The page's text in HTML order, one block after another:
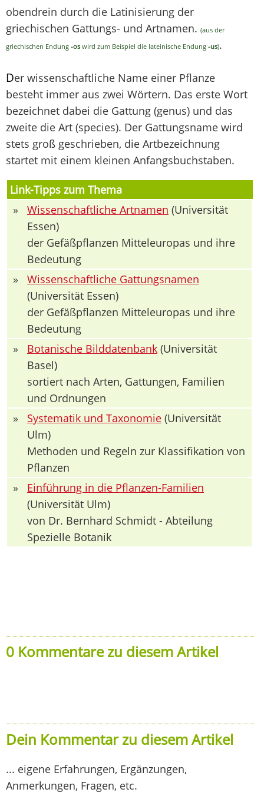
obendrein durch die Latinisierung der
griechischen Gattungs- und Artnamen. (aus der
griechischen Endung -os wird zum Beispiel die lateinische Endung -us).
Der wissenschaftliche Name einer Pflanze
besteht immer aus zwei Wörtern. Das erste Wort
bezeichnet dabei die Gattung (genus) und das
zweite die Art (species). Der Gattungsname wird
stets groß geschrieben, die Artbezeichnung
startet mit einem kleinen Anfangsbuchstaben.
Link-Tipps zum Thema
»
Wissenschaftliche Artnamen (Universität
Essen)
der Gefäßpflanzen Mitteleuropas und ihre
Bedeutung
»
Wissenschaftliche Gattungsnamen
(Universität Essen)
der Gefäßpflanzen Mitteleuropas und ihre
Bedeutung
»
Botanische Bilddatenbank (Universität
Basel)
sortiert nach Arten, Gattungen, Familien
und Ordnungen
»
Systematik und Taxonomie (Universität
Ulm)
Methoden und Regeln zur Klassifikation von
Pflanzen
»
Einführung in die Pflanzen-Familien
(Universität Ulm)
von Dr. Bernhard Schmidt - Abteilung
Spezielle Botanik
0 Kommentare zu diesem Artikel
Dein Kommentar zu diesem Artikel
... eigene Erfahrungen, Ergänzungen,
Anmerkungen, Fragen, etc.